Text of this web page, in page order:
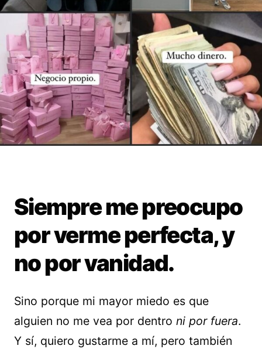
Siempre me preocupo
por verme perfecta, y
no por vanidad.
Sino porque mi mayor miedo es que
alguien no me vea por dentro ni por fuera.
Y sí, quiero gustarme a mí, pero también